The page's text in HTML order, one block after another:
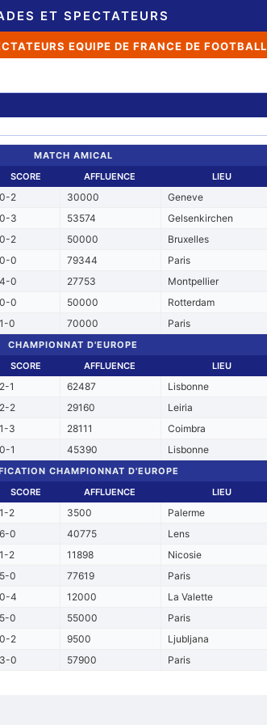
ET SPECTATEURS
EQUIPE DE FRANCE DE FOOTBALL
MATCH AMICAL
SCORE AFFLUENCE LIEU
0-2 30000 Geneve
0-3 53574 Gelsenkirchen
0-2 50000 Bruxelles
0-0 79344 Paris
4-0 27753 Montpellier
0-0 50000 Rotterdam
1-0 70000 Paris
CHAMPIONNAT D'EUROPE
SCORE AFFLUENCE LIEU
2-1 62487 Lisbonne
2-2 29160
Leiria
1-3 28111
Coimbra
0-1 45390 Lisbonne
CHAMPIONNAT D'EUROPE
SCORE AFFLUENCE LIEU
1-2 3500 Palerme
6-0 40775 Lens
1-2 11898 Nicosie
5-0 77619 Paris
0-4 12000 La Valette
5-0 55000 Paris
0-2 9500 Ljubljana
3-0 57900 Paris